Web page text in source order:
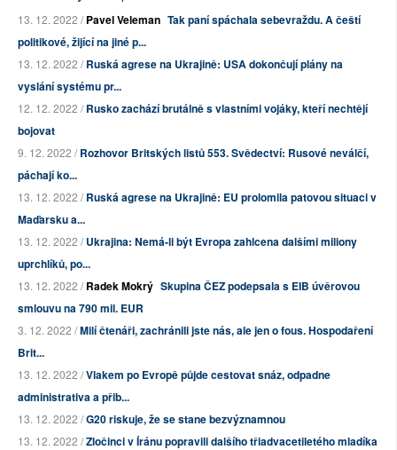
13. 12. 2022 /Pavel Veleman Tak paní spáchala sebevraždu. A čeští
politikové, žijící na jiné p...
13. 12. 2022 /Ruská agrese na Ukrajině: USA dokončují plány na
vyslání systému pr...
12. 12. 2022 /Rusko zachází brutálně s vlastními vojáky, kteří nechtějí
bojovat
9. 12. 2022 /Rozhovor Britských listů 553. Svědectví: Rusové neválčí,
páchají ko...
13. 12. 2022 /Ruská agrese na Ukrajině: EU prolomila patovou situaci v
Maďarsku a...
13. 12. 2022 /Ukrajina: Nemá-li být Evropa zahlcena dalšími miliony
uprchlíků, po...
13. 12. 2022 /Radek Mokrý Skupina ČEZ podepsala s EIB úvěrovou
smlouvu na 790 mil. EUR
3. 12. 2022 /Milí čtenáři, zachránili jste nás, ale jen o fous. Hospodaření
Brit...
13. 12. 2022 /Vlakem po Evropě půjde cestovat snáz, odpadne
administrativa a přib...
13. 12. 2022 /G20 riskuje, že se stane bezvýznamnou
13. 12. 2022 /Zločinci v Íránu popravili dalšího třiadvacetiletého mladíka